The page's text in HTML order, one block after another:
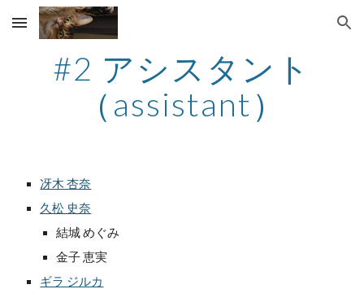
Skip to main content Skip to navigation
#2 アシスタント
（assistant）
冴木 杏奈
久松 史奈
結城 めぐみ
金子 恵実
ギラ ジルカ